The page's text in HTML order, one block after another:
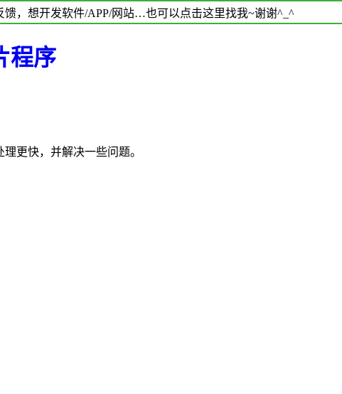
馈，想开发软件/APP/网站…也可以点击这里找我~谢谢^_^
程序
更快，并解决一些问题。